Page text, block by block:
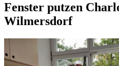
Fenster putzen
Wilmersdorf